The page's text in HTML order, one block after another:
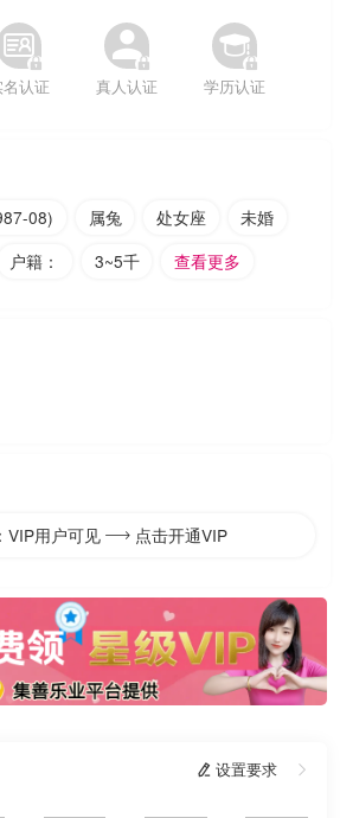


名认证


真人认证


学历认证
08) 属兔 处女座
未婚
户籍： 3~5千 查看更多
VIP用户可见  点击开通VIP
 设置要求 